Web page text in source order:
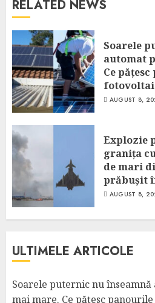
RELATED NEWS
Soarele
automat
Ce
AUGUST 8,
Explozie
granița
de mari
prăbușit
AUGUST 8,
ULTIMELE ARTICOLE
Soarele puternic nu
mai mare. Ce pățesc